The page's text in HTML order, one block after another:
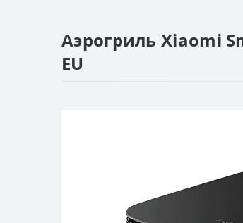
Аэрогриль Xiaomi
EU